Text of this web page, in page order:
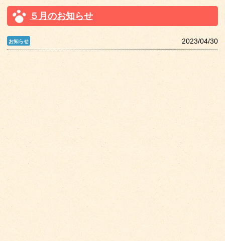
５月のお知らせ
2023/04/30